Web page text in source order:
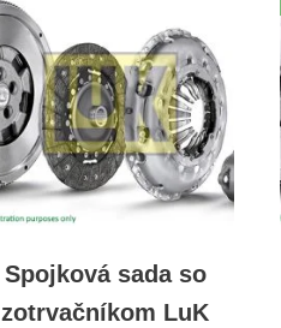
Spojková sada so
zotrvačníkom LuK